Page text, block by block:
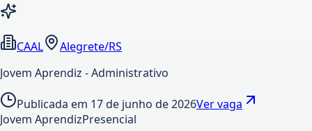
CAAL
Alegrete/RS
Jovem Aprendiz - Administrativo
Publicada em 17 de junho de 2026Ver vaga
Jovem AprendizPresencial